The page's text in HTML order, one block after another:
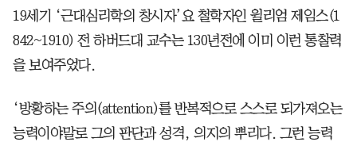
19세기 ‘근대심리학의 창시자’요 철학자인 윌리엄 제임스(1
842~1910) 전 하버드대 교수는 130년전에 이미 이런 통찰력
을 보여주었다.
‘방황하는 주의(attention)를 반복적으로 스스로 되가져오는
능력이야말로 그의 판단과 성격, 의지의 뿌리다. 그런 능력